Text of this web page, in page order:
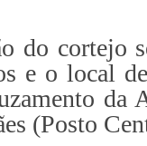
do cortejo
e o local
da
(Posto